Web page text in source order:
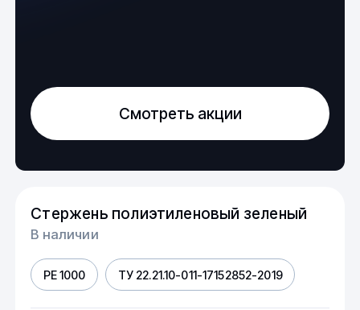
Смотреть акции
Стержень полиэтиленовый зеленый
В наличии
PE 1000 ТУ 22.21.10-011-17152852-2019